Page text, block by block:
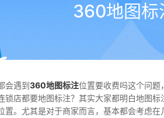
360地图标
会遇到360地图标注位置要收费吗这个问
锁店都要地图标注？其实大家都明白地图
置。尤其是对于商家而言，基本都会考虑